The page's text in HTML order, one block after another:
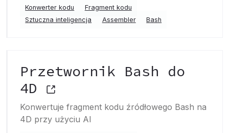
Konwerter kodu
Fragment kodu
Sztuczna inteligencja
Assembler Bash
Przetwornik Bash do
4D
Konwertuje fragment kodu źródłowego Bash na
4D przy użyciu AI